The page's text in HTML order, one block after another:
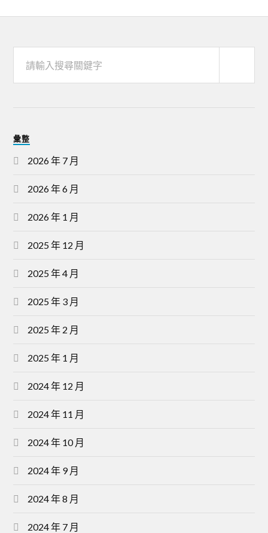
彙整
2026 年 7 月
2026 年 6 月
2026 年 1 月
2025 年 12 月
2025 年 4 月
2025 年 3 月
2025 年 2 月
2025 年 1 月
2024 年 12 月
2024 年 11 月
2024 年 10 月
2024 年 9 月
2024 年 8 月
2024 年 7 月